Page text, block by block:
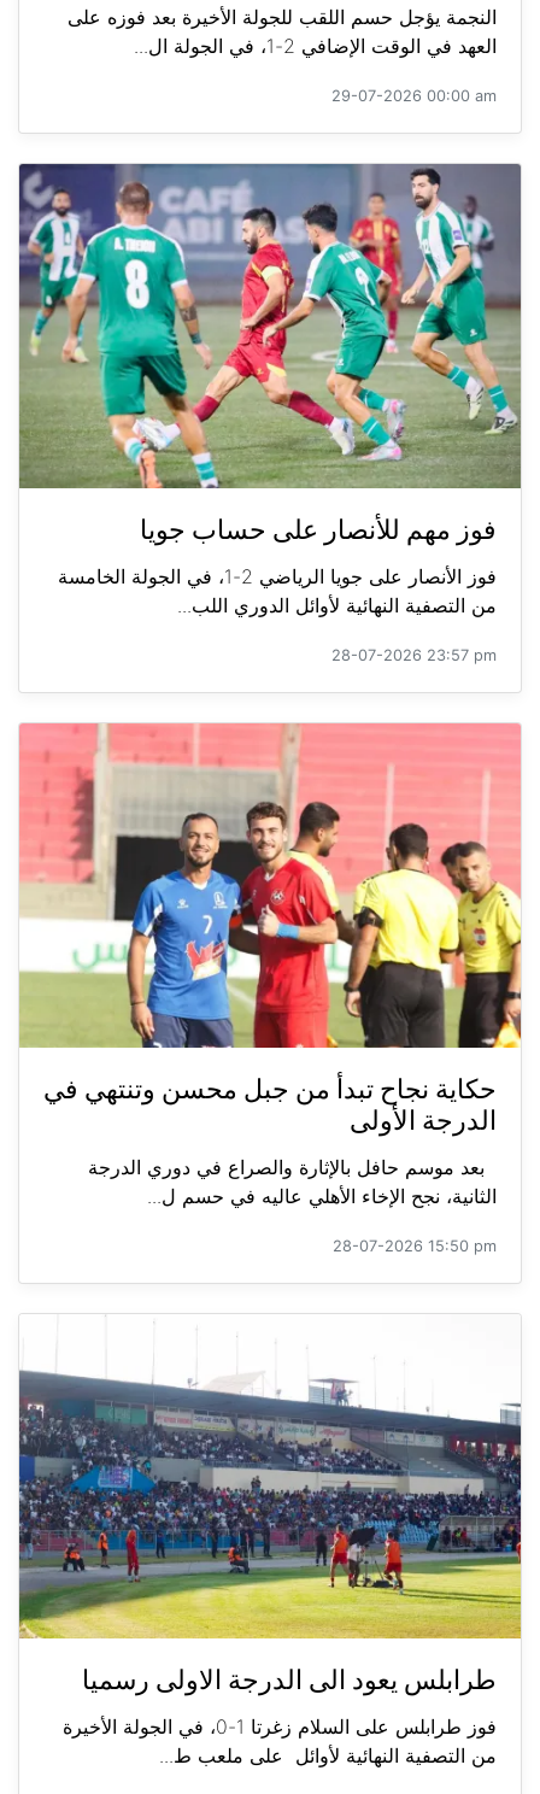
النجمة يؤجل حسم اللقب للجولة الأخيرة بعد فوزه على
العهد في الوقت الإضافي 2-1، في الجولة ال...
29-07-2026 00:00 am
فوز مهم للأنصار على حساب جويا
فوز الأنصار على جويا الرياضي 2-1، في الجولة الخامسة
من التصفية النهائية لأوائل الدوري اللب...
28-07-2026 23:57 pm
حكاية نجاح تبدأ من جبل محسن وتنتهي في
الدرجة الأولى
بعد موسم حافل بالإثارة والصراع في دوري الدرجة
الثانية، نجح الإخاء الأهلي عاليه في حسم ل...
28-07-2026 15:50 pm
طرابلس يعود الى الدرجة الاولى رسميا
فوز طرابلس على السلام زغرتا 1-0، في الجولة الأخيرة
من التصفية النهائية لأوائل على ملعب ط...